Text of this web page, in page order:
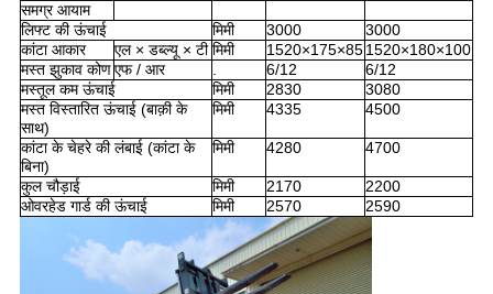
समग्र आयाम
लिफ्ट की ऊंचाई
मिमी 3000
3000
कांटा आकार
एल × डब्ल्यू × टी मिमी 1520×175×851520×180×100
मस्त झुकाव कोणएफ / आर . 6/12
6/12
मस्तूल कम ऊंचाई
मिमी 2830
3080
मस्त विस्तारित ऊंचाई (बाक़ी के
साथ)
मिमी 4335 4500
कांटा के चेहरे की लंबाई (कांटा के
बिना)
मिमी 4280 4700
कुल चौड़ाई मिमी 2170
2200
ओवरहेड गार्ड की ऊंचाई
मिमी 2570 2590